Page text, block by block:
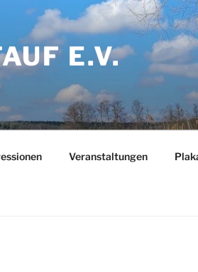
E.V.
Veranstaltungen